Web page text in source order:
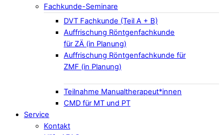
Fachkunde-Seminare
DVT Fachkunde (Teil A + B)
Auffrischung Röntgenfachkunde
für ZÄ (in Planung)
Auffrischung Röntgenfachkunde für
ZMF (in Planung)
Teilnahme Manualtherapeut*innen
CMD für MT und PT
Service
Kontakt